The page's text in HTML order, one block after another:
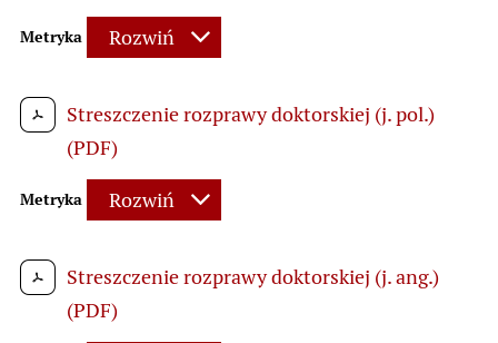
Metryka Rozwiń
Streszczenie rozprawy doktorskiej (j. pol.)
(PDF)
Metryka Rozwiń
Streszczenie rozprawy doktorskiej (j. ang.)
(PDF)